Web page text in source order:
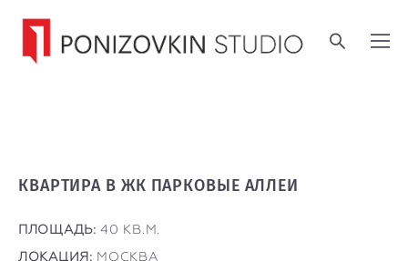
КВАРТИРА В ЖК ПАРКОВЫЕ АЛЛЕИ
ПЛОЩАДЬ:40 КВ.М.
ЛОКАЦИЯ: МОСКВА